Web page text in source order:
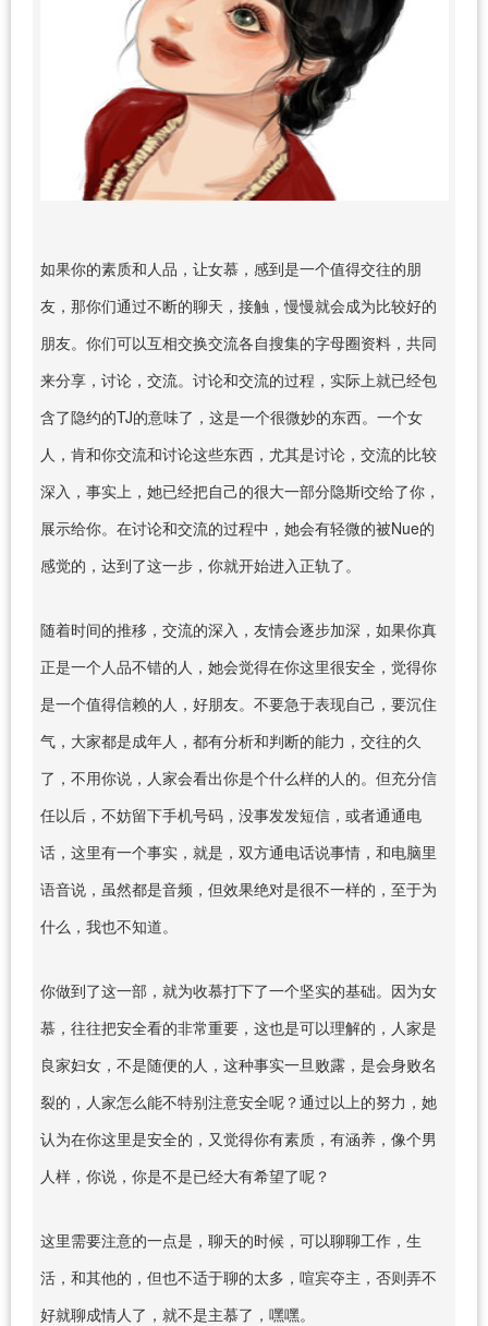
如果你的素质和人品，让女慕，感到是一个值得交往的朋
友，那你们通过不断的聊天，接触，慢慢就会成为比较好的
朋友。你们可以互相交换交流各自搜集的字母圈资料，共同
来分享，讨论，交流。讨论和交流的过程，实际上就已经包
含了隐约的TJ的意味了，这是一个很微妙的东西。一个女
人，肯和你交流和讨论这些东西，尤其是讨论，交流的比较
深入，事实上，她已经把自己的很大一部分隐斯i交给了你，
展示给你。在讨论和交流的过程中，她会有轻微的被Nue的
感觉的，达到了这一步，你就开始进入正轨了。
随着时间的推移，交流的深入，友情会逐步加深，如果你真
正是一个人品不错的人，她会觉得在你这里很安全，觉得你
是一个值得信赖的人，好朋友。不要急于表现自己，要沉住
气，大家都是成年人，都有分析和判断的能力，交往的久
了，不用你说，人家会看出你是个什么样的人的。但充分信
任以后，不妨留下手机号码，没事发发短信，或者通通电
话，这里有一个事实，就是，双方通电话说事情，和电脑里
语音说，虽然都是音频，但效果绝对是很不一样的，至于为
什么，我也不知道。
你做到了这一部，就为收慕打下了一个坚实的基础。因为女
慕，往往把安全看的非常重要，这也是可以理解的，人家是
良家妇女，不是随便的人，这种事实一旦败露，是会身败名
裂的，人家怎么能不特别注意安全呢？通过以上的努力，她
认为在你这里是安全的，又觉得你有素质，有涵养，像个男
人样，你说，你是不是已经大有希望了呢？
这里需要注意的一点是，聊天的时候，可以聊聊工作，生
活，和其他的，但也不适于聊的太多，喧宾夺主，否则弄不
好就聊成情人了，就不是主慕了，嘿嘿。